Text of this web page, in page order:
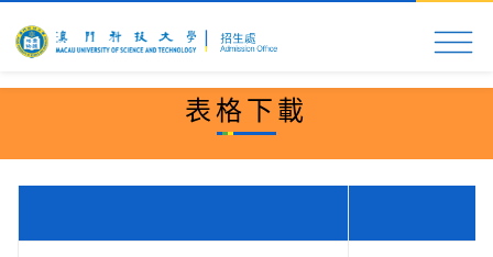
首頁 科大速覽 入學申請 更多資
表格下載